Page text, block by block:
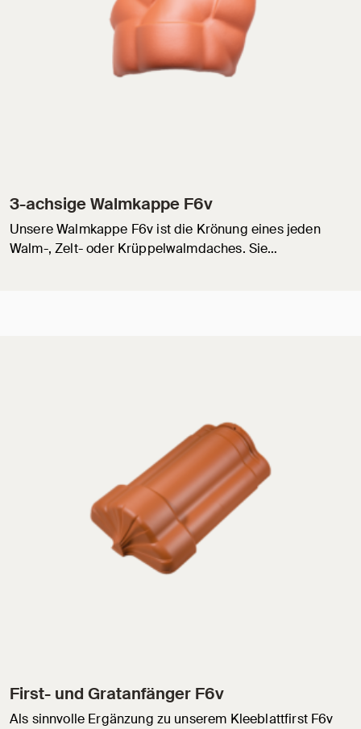
3-achsige Walmkappe F6v
Unsere Walmkappe F6v ist die Krönung eines jeden
Walm-, Zelt- oder Krüppelwalmdaches. Sie…
First- und Gratanfänger F6v
Als sinnvolle Ergänzung zu unserem Kleeblattfirst F6v